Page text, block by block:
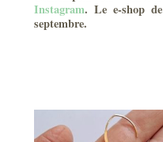
Instagram. Le e-shop
septembre.